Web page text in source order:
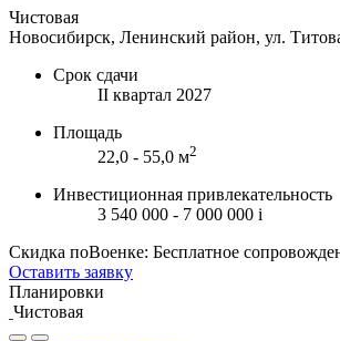
Чистовая
Новосибирск, Ленинский район, ул.
Срок сдачи
II квартал 2027
Площадь
22,0 - 55,0 м2
Инвестиционная привлекательность
3 540 000 - 7 000 000 i
Скидка поВоенке: Бесплатное
Оставить заявку
Планировки
Чистовая